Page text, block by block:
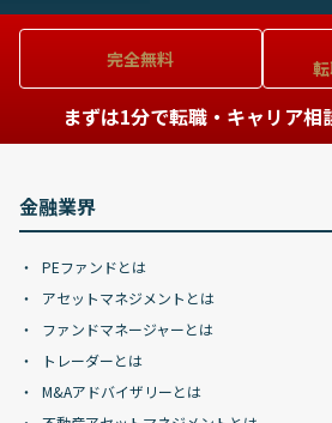
完全無料
まずは1分で転職・キャリア相
金融業界
PEファンドとは
アセットマネジメントとは
ファンドマネージャーとは
トレーダーとは
M&Aアドバイザリーとは